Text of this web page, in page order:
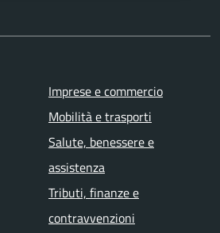
Imprese e commercio
Mobilità e trasporti
Salute, benessere e
assistenza
Tributi, finanze e
contravvenzioni